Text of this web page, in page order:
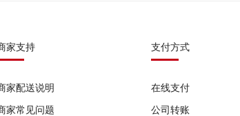
家支持
家配送说明
家常见问题
支付方式
在线支付
公司转账